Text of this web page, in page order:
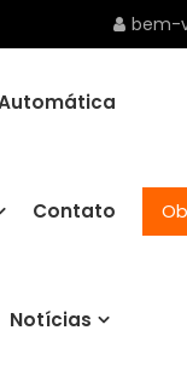
bem-
Contato
Notícias